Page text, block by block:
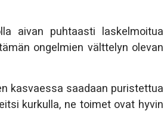
aivan puhtaasti laskelmoitua
ongelmien välttelyn olevan
kasvaessa saadaan puristettua
kurkulla, ne toimet ovat hyvin